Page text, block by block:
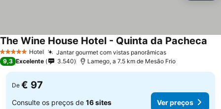
5 Estrelas Hotel Jantar gourmet com vistas panorâmicas
The Wine House Hotel - Quinta da Pacheca
9,3 Excelente 3.540 Lamego, a 7.5 km de Mesão Frio
De € 97
Consulte os preços de 16 sites Ver preços